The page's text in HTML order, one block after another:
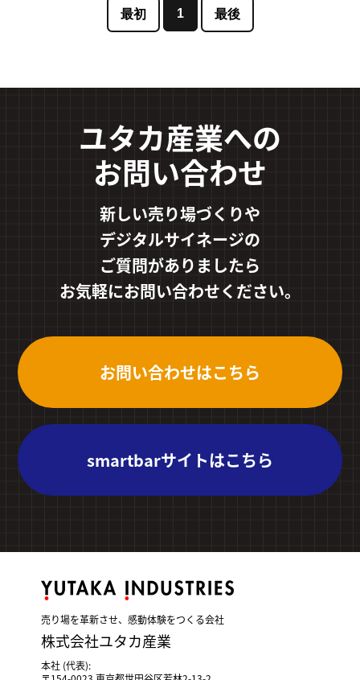
最初 1 最後
ユタカ産業への
お問い合わせ
新しい売り場づくりや
デジタルサイネージの
ご質問がありましたら
お気軽にお問い合わせください。
お問い合わせはこちら
smartbarサイトはこちら
売り場を革新させ、感動体験をつくる会社
株式会社ユタカ産業
本社 (代表):